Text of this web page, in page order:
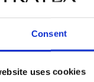
Consent
uses cookies